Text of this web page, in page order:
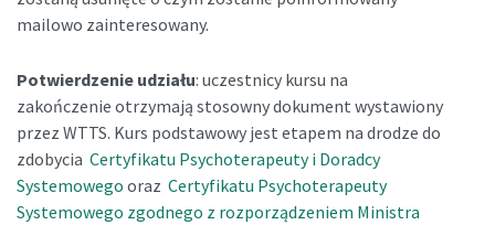
mailowo zainteresowany.
Potwierdzenie udziału: uczestnicy kursu na
zakończenie otrzymają stosowny dokument wystawiony
przez WTTS. Kurs podstawowy jest etapem na drodze do
zdobycia Certyfikatu Psychoterapeuty i Doradcy
Systemowego oraz Certyfikatu Psychoterapeuty
Systemowego zgodnego z rozporządzeniem Ministra